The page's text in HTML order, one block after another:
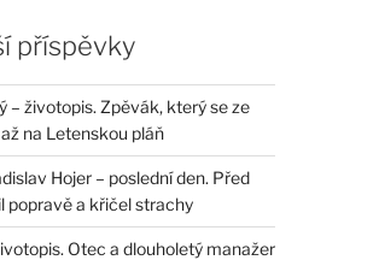
příspěvky
– životopis. Zpěvák, který se ze
na Letenskou pláň
Hojer – poslední den. Před
popravě a křičel strachy
Otec a dlouholetý manažer